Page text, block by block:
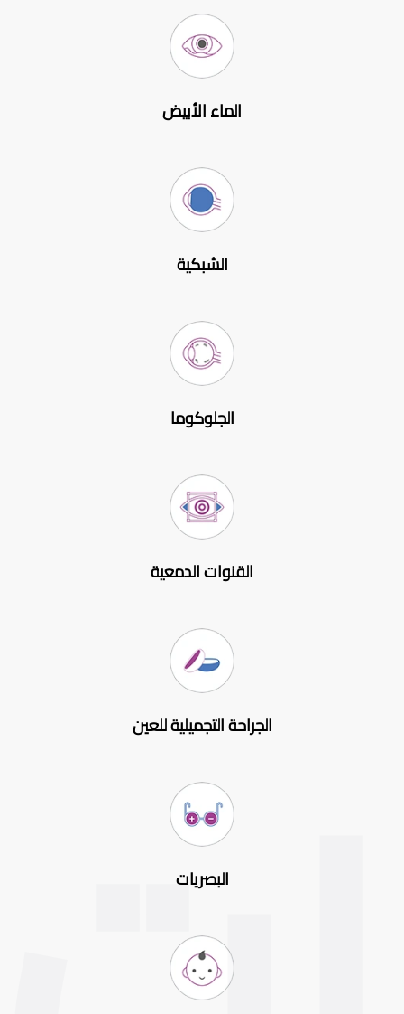
الماء الأبيض
الشبكية
الجلوكوما
القنوات الدمعية
الجراحة التجميلية للعين
البصريات